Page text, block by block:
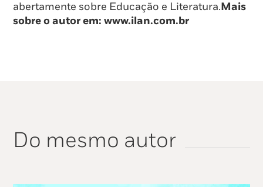
abertamente sobre Educação e Literatura.Mais
sobre o autor em: www.ilan.com.br
Do mesmo autor